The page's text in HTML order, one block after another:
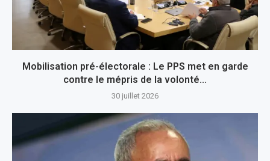
Mobilisation pré-électorale : Le PPS met en garde
contre le mépris de la volonté...
30 juillet 2026